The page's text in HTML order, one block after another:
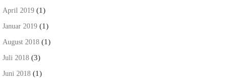
April 2019 (1)
Januar 2019 (1)
August 2018 (1)
Juli 2018 (3)
Juni 2018 (1)